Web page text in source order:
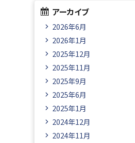
アーカイブ
2026年6月
2026年1月
2025年12月
2025年11月
2025年9月
2025年6月
2025年1月
2024年12月
2024年11月